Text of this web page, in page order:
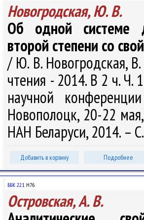
Новогродская, Ю. В.
Об одной системе
второй степени со
/ Ю. В. Новогродская,
чтения - 2014. В 2 ч.
научной
Новополоцк, 20-22
НАН Беларуси, 2014. –
Добавить в корзину Подробнее
ББК 22.1 H76
Островская, А. В.